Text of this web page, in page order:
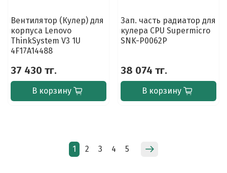
Вентилятор (Кулер) для
корпуса Lenovo
ThinkSystem V3 1U
4F17A14488
37 430 тг.
В корзину
Зап. часть радиатор для
кулера CPU Supermicro
SNK-P0062P
38 074 тг.
В корзину
1 2 3 4 5